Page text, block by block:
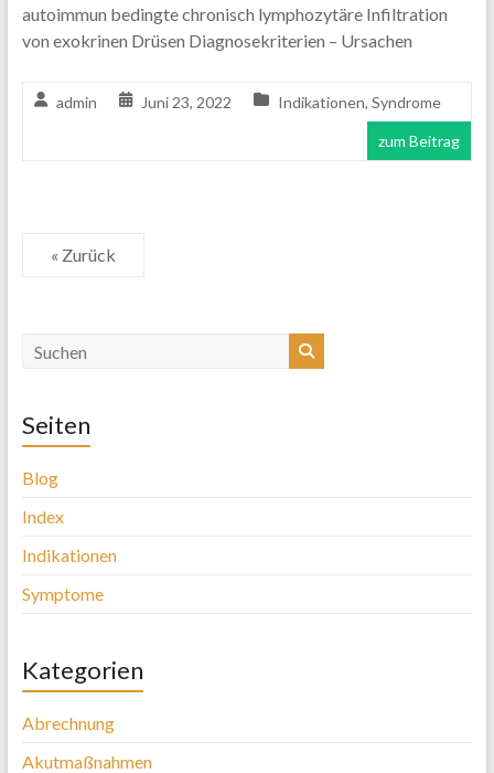
autoimmun bedingte chronisch lymphozytäre Infiltration
von exokrinen Drüsen Diagnosekriterien – Ursachen
admin Juni 23, 2022 Indikationen, Syndrome
zum Beitrag
« Zurück
Seiten
Blog
Index
Indikationen
Symptome
Kategorien
Abrechnung
Akutmaßnahmen